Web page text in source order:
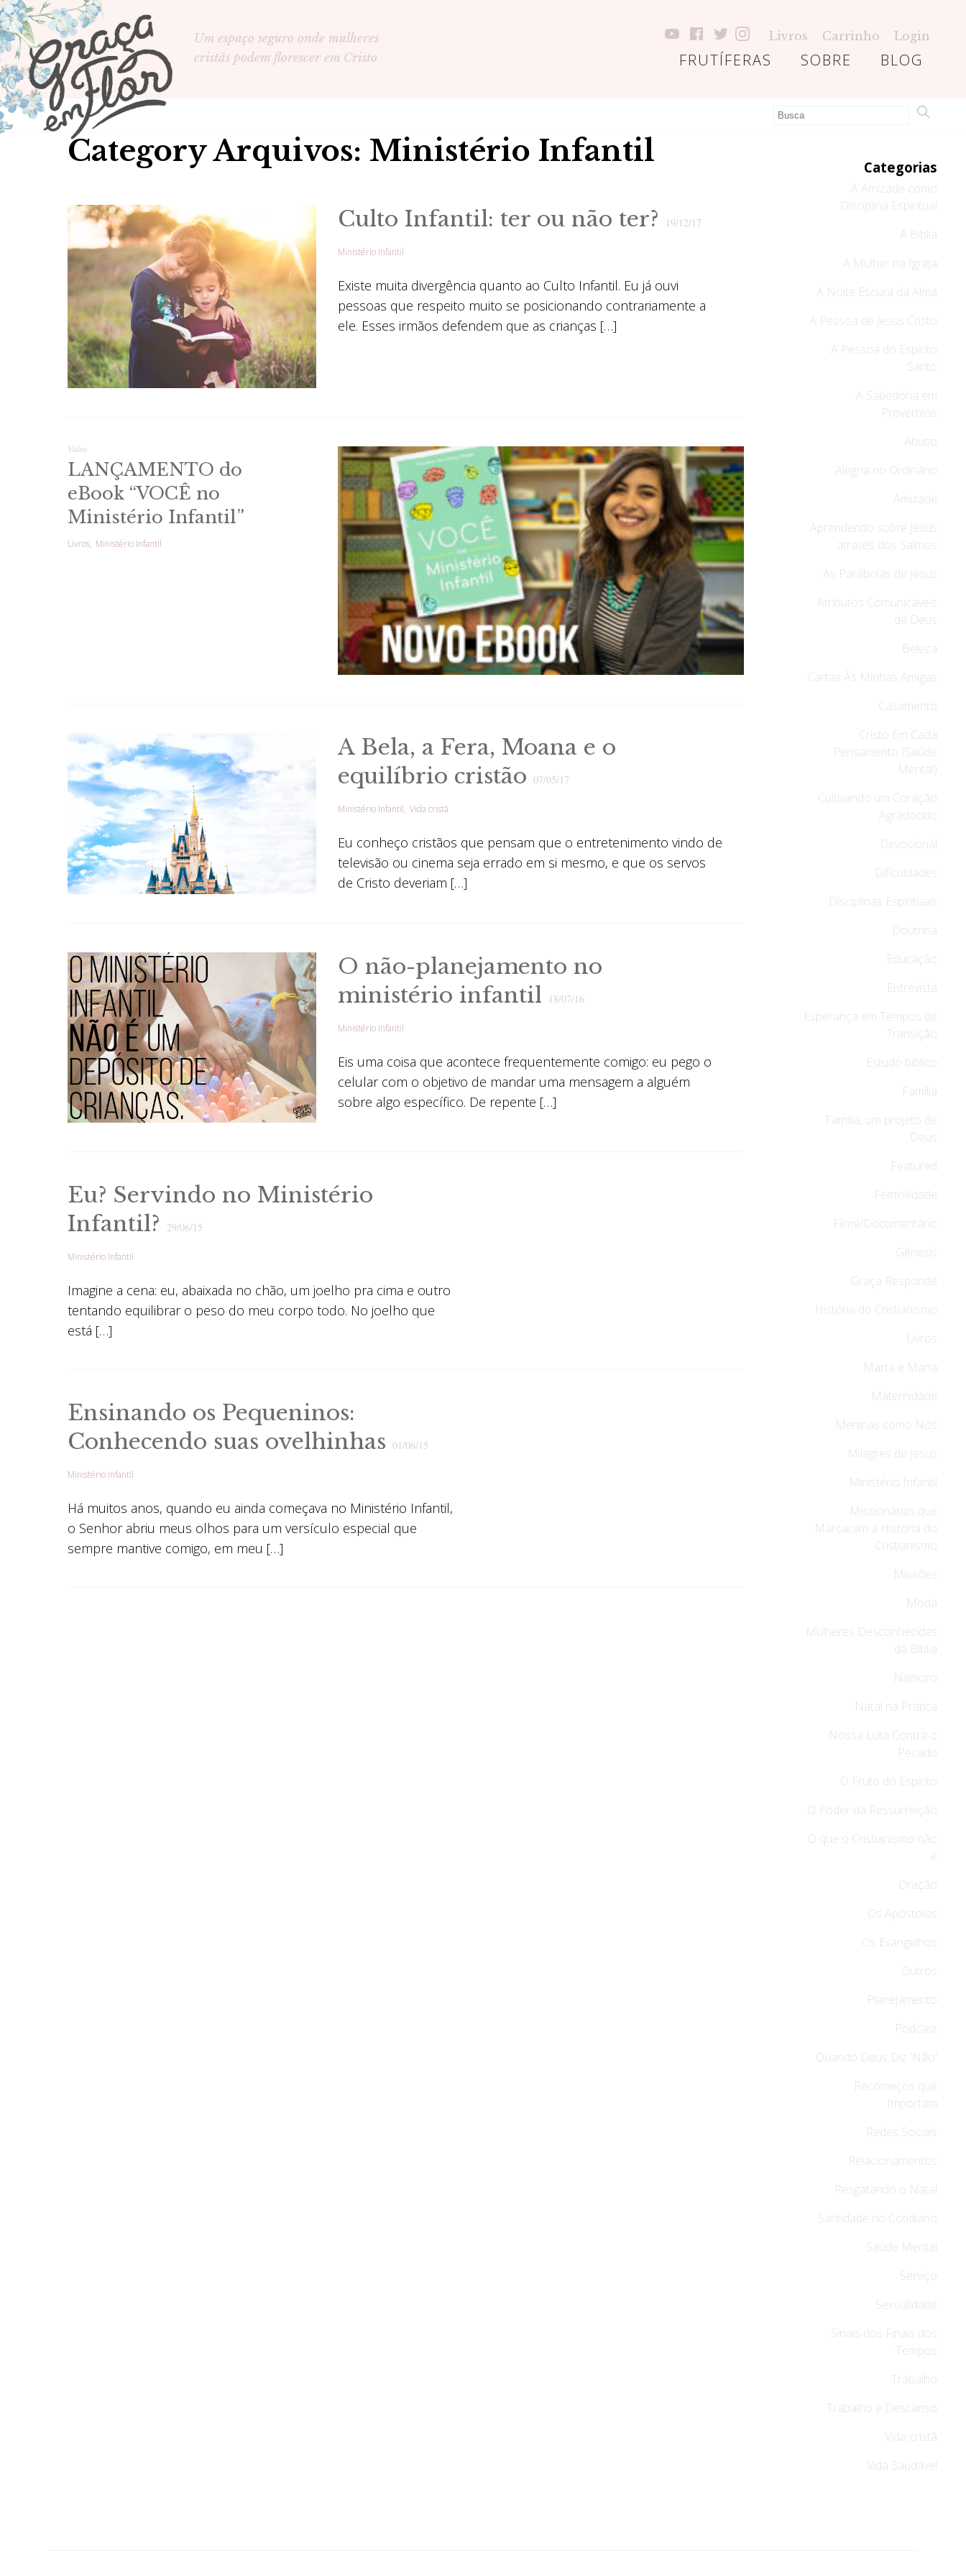
Um espaço seguro onde mulheres
cristãs podem florescer em Cristo
Livros Carrinho Login
BLOG
SOBRE
FRUTÍFERAS
Category Arquivos: Ministério Infantil
Culto Infantil: ter ou não ter? 19/12/17
Ministério Infantil
Existe muita divergência quanto ao Culto Infantil. Eu já ouvi
pessoas que respeito muito se posicionando contrariamente a
ele. Esses irmãos defendem que as crianças […]
Video
LANÇAMENTO do
eBook “VOCÊ no
Ministério Infantil”
Livros Ministério Infantil
A Bela, a Fera, Moana e o
equilíbrio cristão07/05/17
Ministério Infantil Vida cristã
Eu conheço cristãos que pensam que o entretenimento vindo de
televisão ou cinema seja errado em si mesmo, e que os servos
de Cristo deveriam […]
O não-planejamento no
ministério infantil
18/07/16
Ministério Infantil
Eis uma coisa que acontece frequentemente comigo: eu pego o
celular com o objetivo de mandar uma mensagem a alguém
sobre algo específico. De repente […]
Eu? Servindo no Ministério
Infantil?
29/06/15
Ministério Infantil
Imagine a cena: eu, abaixada no chão, um joelho pra cima e outro
tentando equilibrar o peso do meu corpo todo. No joelho que
está […]
Ensinando os Pequeninos:
Conhecendo suas ovelhinhas01/06/15
Ministério Infantil
Há muitos anos, quando eu ainda começava no Ministério Infantil,
o Senhor abriu meus olhos para um versículo especial que
sempre mantive comigo, em meu […]
Categorias
A Amizade como
Disciplina Espiritual
A Bíblia
A Mulher na Igreja
A Noite Escura da Alma
A Pessoa de Jesus Cristo
A Pessoa do Espírito
Santo
A Sabedoria em
Provérbios
Abuso
Alegria no Ordinário
Amizade
Aprendendo sobre Jesus
através dos Salmos
As Parábolas de Jesus
Atributos Comunicáveis
de Deus
Beleza
Cartas Às Minhas Amigas
Casamento
Cristo Em Cada
Pensamento (Saúde
Mental)
Cultivando um Coração
Agradecido
Devocional
Dificuldades
Disciplinas Espirituais
Doutrina
Educação
Entrevista
Esperança em Tempos de
Transição
Estudo bíblico
Família
Família, um projeto de
Deus
Featured
Feminilidade
Filme/Documentário
Gênesis
Graça Responde
História do Cristianismo
Livros
Marta e Maria
Maternidade
Meninas como Nós
Milagres de Jesus
Ministério Infantil
Missionárias que
Marcaram a História do
Cristianismo
Missões
Moda
Mulheres Desconhecidas
da Bíblia
Namoro
Natal na Prática
Nossa Luta Contra o
Pecado
O Fruto do Espírito
O Poder da Ressurreição
O que o Cristianismo não
é
Oração
Os Apóstolos
Os Evangelhos
Outros
Planejamento
Podcast
Quando Deus Diz 'Não'
Recomeços que
Importam
Redes Sociais
Relacionamentos
Resgatando o Natal
Santidade no Cotidiano
Saúde Mental
Serviço
Sexualidade
Sinais dos Finais dos
Tempos
Trabalho
Trabalho e Descanso
Vida cristã
Vida Saudável